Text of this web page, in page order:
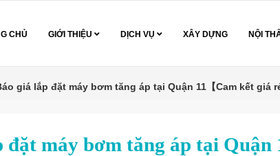
CHỦ GIỚI THIỆU DỊCH VỤ XÂY DỰNG NỘI
giá lắp đặt máy bơm tăng áp tại Quận 11【Cam kết giá rẻ
máy bơm tăng áp tại Quận